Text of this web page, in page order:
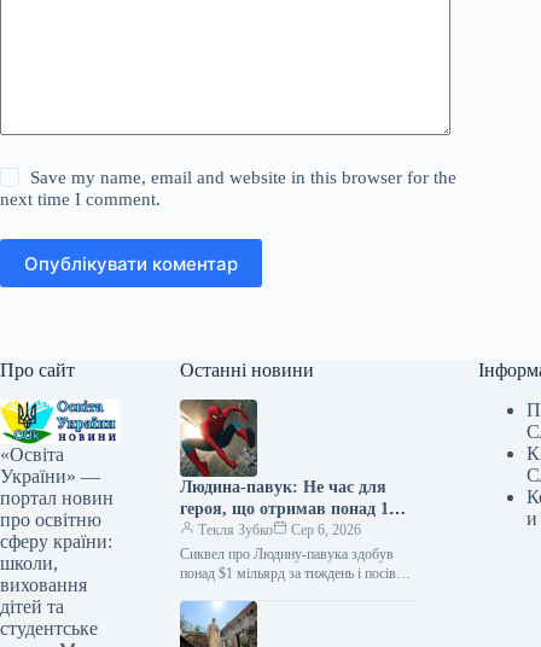
Save my name, email and website in this browser for the
next time I comment.
Опублікувати коментар
Про сайт
«Освіта
України» —
портал новин
про освітню
сферу країни:
школи,
виховання
дітей та
студентське
Останні новини
Людина-павук: Не час для
героя, що отримав понад 1
мільярд доларів за тиждень,
очолив список
найприбутковіших фільмів
Текля Зубко
Сер 6, 2026
Сиквел про Людину-павука здобув
понад $1 мільярд за тиждень і посів
стрічок року 06.08.2026 10:28
Укрінформ…
и